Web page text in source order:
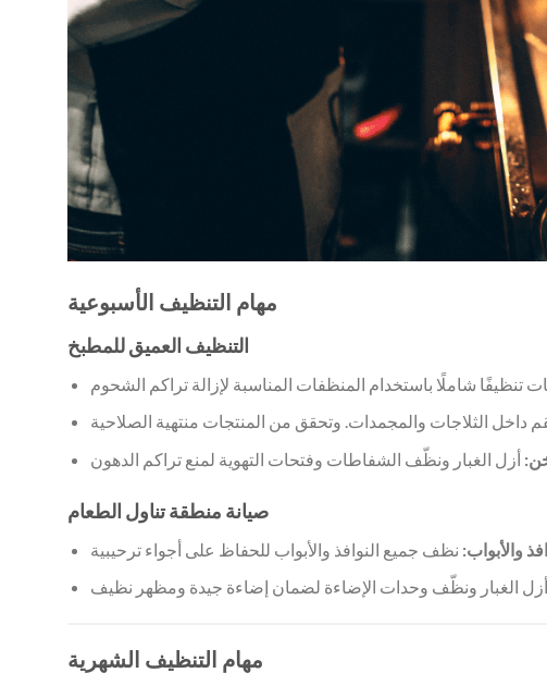
مهام التنظيف الأسبوعية
التنظيف العميق للمطبخ
صيانة منطقة تناول الطعام
والأبواب:
مهام التنظيف الشهرية